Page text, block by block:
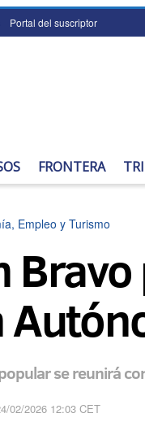
Portal del suscriptor
FRONTERA
Empleo y Turismo
se reunirá
02/2026 12:03 CET